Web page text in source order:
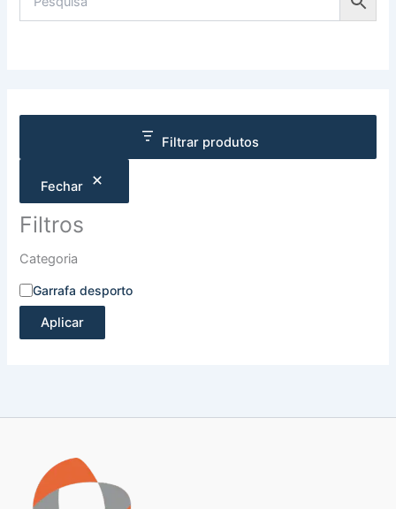
Filtrar produtos
Fechar
Filtros
Categoria
Garrafa desporto
Aplicar